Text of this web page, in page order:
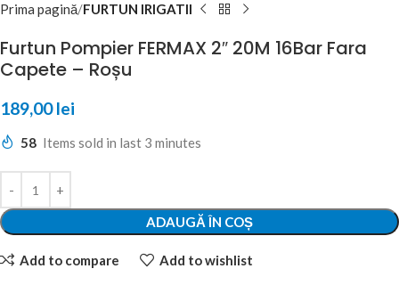
Prima pagină FURTUN IRIGATII
Furtun Pompier FERMAX 2″ 20M 16Bar Fara
Capete – Roșu
189,00lei
58 Items sold in last 3 minutes
ADAUGĂ ÎN COȘ
Add to compare Add to wishlist